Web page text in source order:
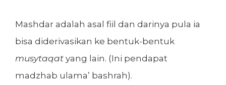
Mashdar adalah asal fiil dan darinya pula ia
bisa diderivasikan ke bentuk-bentuk
musytaqat yang lain. (Ini pendapat
madzhab ulama’ bashrah).